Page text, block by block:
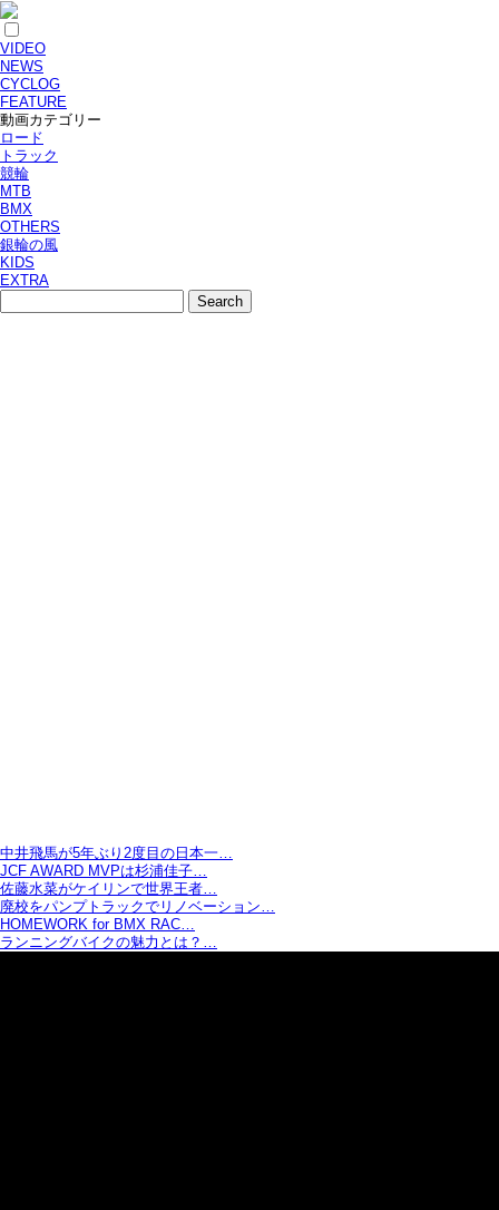
VIDEO
NEWS
CYCLOG
FEATURE
動画カテゴリー
ロード
トラック
競輪
MTB
BMX
OTHERS
銀輪の風
KIDS
EXTRA
中井飛馬が5年ぶり2度目の日本一…
JCF AWARD MVPは杉浦佳子…
佐藤水菜がケイリンで世界王者…
廃校をパンプトラックでリノベーション…
HOMEWORK for BMX RAC…
ランニングバイクの魅力とは？…